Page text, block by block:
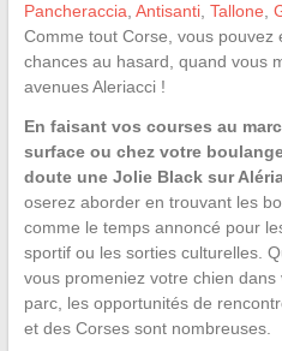
Pancheraccia Antisanti, Tallone
Comme tout Corse, vous pouvez
chances au hasard, quand vous
avenues Aleriacci !
En faisant vos courses au
surface ou chez votre
doute une Jolie Black sur
oserez aborder en trouvant les
comme le temps annoncé pour
sportif ou les sorties culturelles.
vous promeniez votre chien
parc, les opportunités de
et des Corses sont nombreuses.